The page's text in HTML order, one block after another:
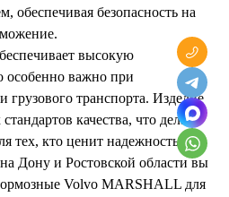
обеспечивая безопасность на
высокую
особенно важно при
грузового транспорта. Изделие
качества, что делает
тех, кто ценит надежность и
Дону и Ростовской области вы
Volvo MARSHALL для